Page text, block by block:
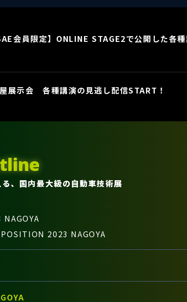
会員限定】ONLINE STAGE2で公開した各
展示会 各種講演の見逃し配信START！
、国内最大級の自動車技術展
2023 NAGOYA